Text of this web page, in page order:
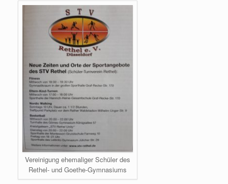
Vereinigung ehemaliger Schüler des
Rethel- und Goethe-Gymnasiums